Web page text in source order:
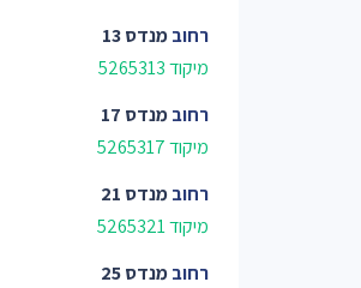
רחובמנדס 13
מיקוד 5265313
רחובמנדס 17
מיקוד 5265317
רחובמנדס 21
מיקוד 5265321
רחובמנדס 25